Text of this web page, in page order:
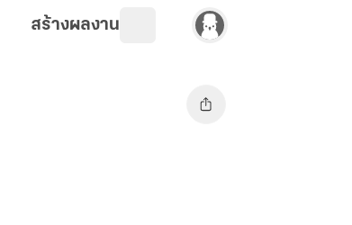
สร้างผลงาน